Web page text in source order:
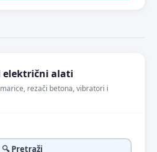
električni alati
rezači betona, vibratori i
🔍 Pretraži